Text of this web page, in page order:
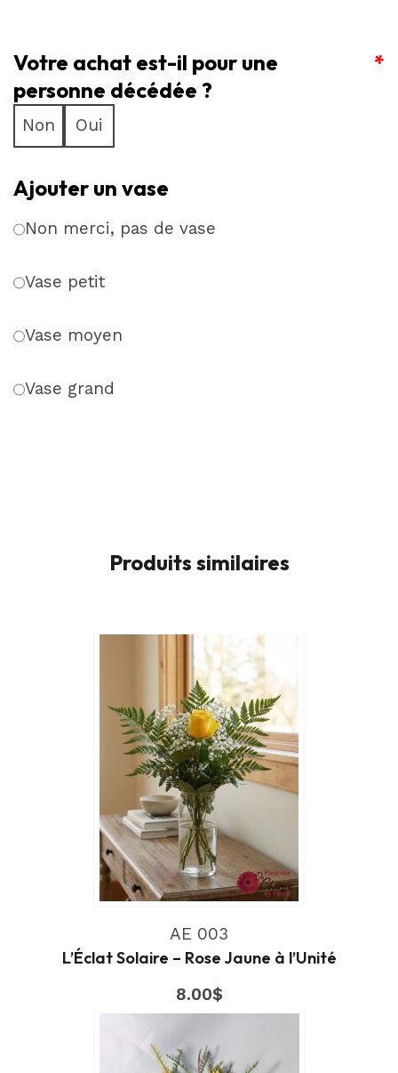
Rose
Blanche
*
Votre achat est-il pour une
personne décédée ?
Non Oui
Ajouter un vase
Non merci, pas de vase
Vase petit
Vase moyen
Vase grand
Produits similaires
AE 003
L’Éclat Solaire – Rose Jaune à l’Unité
8.00$